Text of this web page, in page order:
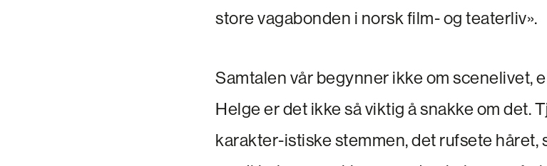
store vagabonden i norsk film- og teaterliv».
Samtalen vår begynner ikke om scenelivet,
Helge er det ikke så viktig å snakke om det.
karakter-istiske stemmen, det rufsete